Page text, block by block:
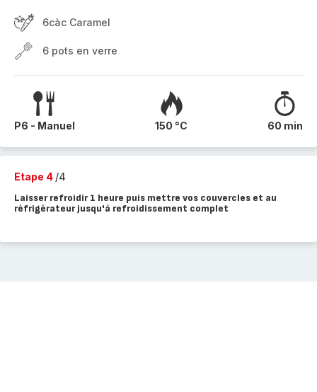
6càc Caramel
6 pots en verre
P6 - Manuel 150 °C 60 min
Etape 4 /4
Laisser refroidir 1 heure puis mettre vos couvercles et au
réfrigérateur jusqu'à refroidissement complet